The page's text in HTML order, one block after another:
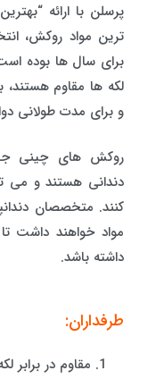
پرسلن با ارائه
ترین مواد روکش،
برای سال ها بوده
لکه ها مقاوم
و برای مدت طولانی
روکش های چینی
دندانی هستند و می
مواد خواهند داشت
داشته باشد.
طرفداران:
مقاوم در برابر